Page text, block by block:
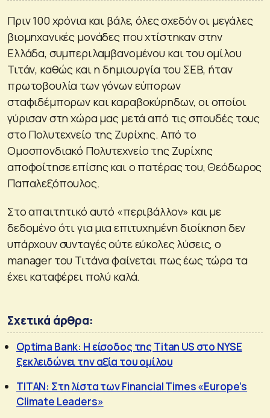
Πριν 100 χρόνια και βάλε, όλες σχεδόν οι μεγάλες
βιομηχανικές μονάδες που χτίστηκαν στην
Ελλάδα, συμπεριλαμβανομένου και του ομίλου
Τιτάν, καθώς και η δημιουργία του ΣΕΒ, ήταν
πρωτοβουλία των γόνων εύπορων
σταφιδέμπορων και καραβοκύρηδων, οι οποίοι
γύρισαν στη χώρα μας μετά από τις σπουδές τους
στο Πολυτεχνείο της Ζυρίχης. Από το
Ομοσπονδιακό Πολυτεχνείο της Ζυρίχης
αποφοίτησε επίσης και ο πατέρας του, Θεόδωρος
Παπαλεξόπουλος.
Στο απαιτητικό αυτό «περιβάλλον» και με
δεδομένο ότι για μια επιτυχημένη διοίκηση δεν
υπάρχουν συνταγές ούτε εύκολες λύσεις, ο
manager του Τιτάνα φαίνεται πως έως τώρα τα
έχει καταφέρει πολύ καλά.
Σχετικά άρθρα:
Optima Bank: Η είσοδος της Titan US στο NYSE
ξεκλειδώνει την αξία του ομίλου
ΤΙΤΑΝ: Στη λίστα των Financial Times «Europe’s
Climate Leaders»